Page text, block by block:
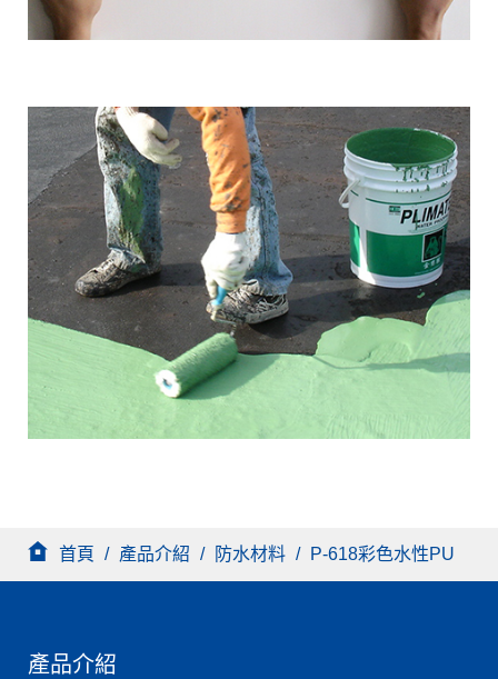
首頁 / 產品介紹 / 防水材料 / P-618彩色水性PU
產品介紹